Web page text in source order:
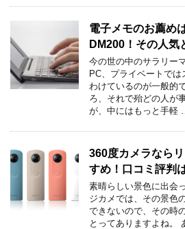
電子メモのお薦め
DM200！その人気
今の世の中のサラリー
PC、プライベートで
わけているのが一般的
ろ、それで殆どの人が
が、中にはもっと手軽
360度カメラなら
すめ！口コミ評判
素晴らしい景色に出会
ジカメでは、その景色
できないので、その時
とってありますよね。